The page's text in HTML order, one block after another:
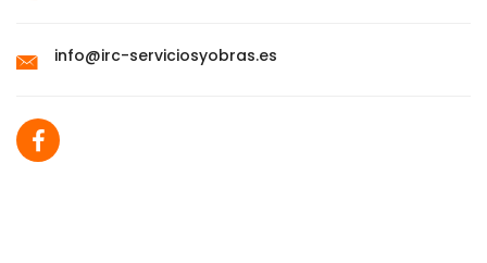
info@irc-serviciosyobras.es